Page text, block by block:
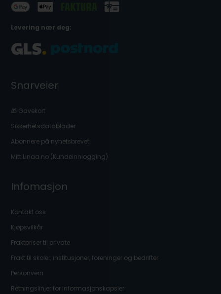
Levering nær deg:
Snarveier
🎁 Gavekort
Sikkerhetsdatablader
Abonnere på nyhetsbrevet
Mitt Linaa.no (Kundeinnlogging)
Infomasjon
Kontakt oss
Kjøpsvilkår
Fraktpriser til private
Frakt til skoler, institusjoner, foreninger og bedrifter
Personvern
Retningslinjer for informasjonskapsler